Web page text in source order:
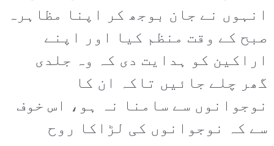
انہوں نے جان بوجھ کر اپنا مظاہرہ
صبح کے وقت منظم کیا اور اپنے
اراکین کو ہدایت دی کہ وہ جلدی
گھر چلے جائیں تاکہ ان کا
نوجوانوں سے سامنا نہ ہو، اس خوف
سے کہ نوجوانوں کی لڑاکا روح